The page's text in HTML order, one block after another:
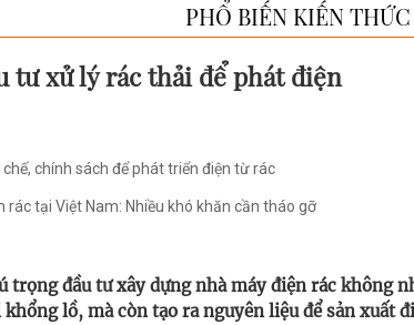
PHỔ BIẾN KIẾN THỨC
tư xử lý rác thải để phát điện
chính sách để phát triển điện từ rác
rác tại Việt Nam: Nhiều khó khăn cần tháo gỡ
trọng đầu tư xây dựng nhà máy điện rác không
lồ, mà còn tạo ra nguyên liệu để sản xuất